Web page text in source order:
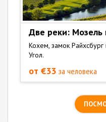
Две реки: Мозель
Кохем, замок
Угол.
от €33 за человека